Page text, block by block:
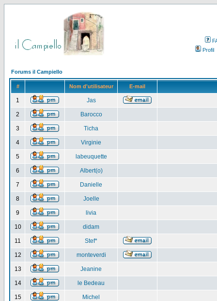
Profil
Forums il Campiello
# Nom d'utilisateur E-mail
1 Jas
2 Barocco
3 Ticha
4 Virginie
5 labeuquette
6 Albert(o)
7 Danielle
8 Joelle
9 livia
10 didam
11 Stef*
12 monteverdi
13 Jeanine
14 le Bedeau
15 Michel